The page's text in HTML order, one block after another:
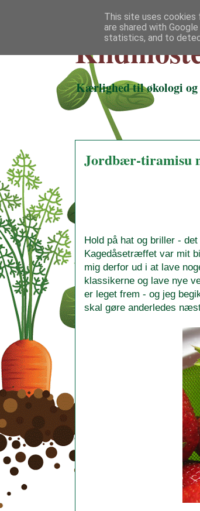
Kærlighed til økologi
Jordbær-tiramisu
Hold på hat og briller -
Kagedåsetræffet var mit
mig derfor ud i at lave
klassikerne og lave nye
er leget frem - og jeg
skal gøre anderledes
This site uses cookies
are shared with
statistics, and to